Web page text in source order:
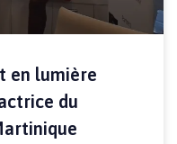
en lumière
du